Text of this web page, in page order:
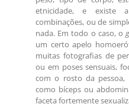
etnicidade, e existe
combinações, ou de
nada. Em todo o caso, o
um certo apelo
muitas fotografias de
ou em poses sensuais,
com o rosto da
como bíceps ou
faceta fortemente